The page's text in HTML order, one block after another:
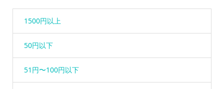
1500円以上
50円以下
51円〜100円以下